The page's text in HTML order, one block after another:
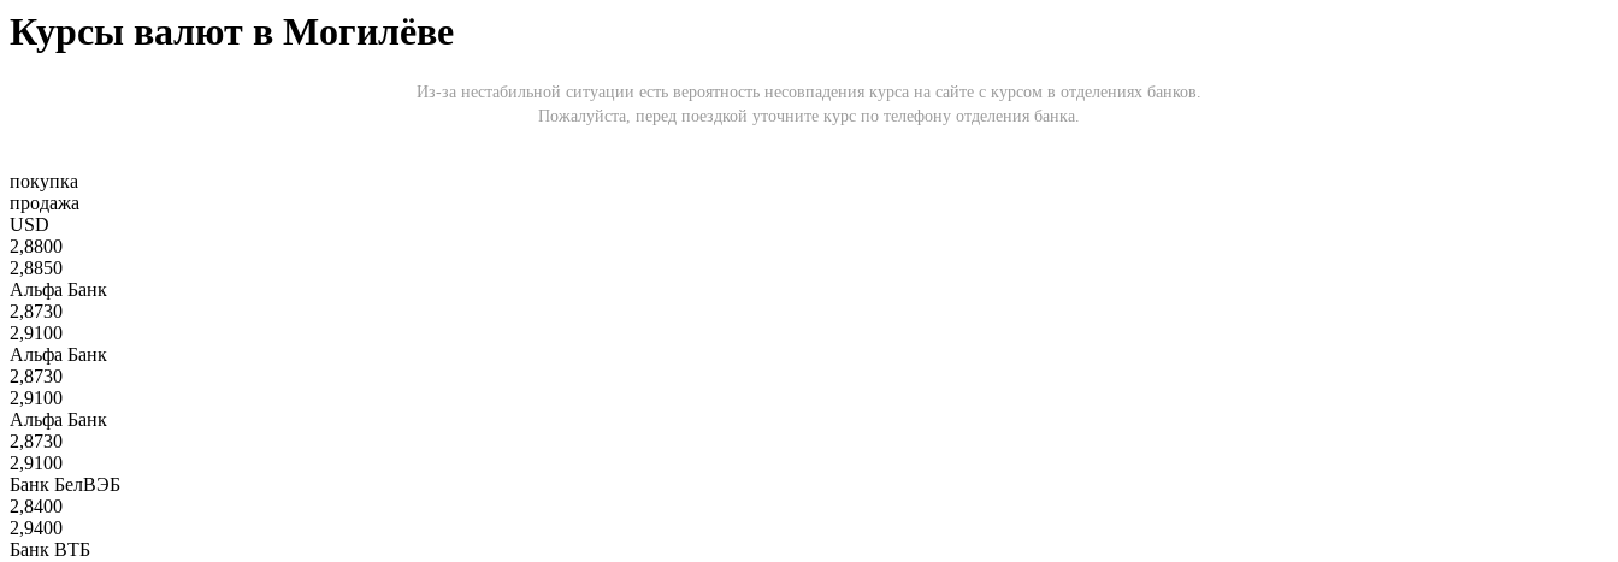
Курсы валют в Могилёве
Из-за нестабильной ситуации есть вероятность несовпадения курса на сайте с курсом в отделениях банков.
Пожалуйста, перед поездкой уточните курс по телефону отделения банка.
покупка
продажа
USD
2,8800
2,8850
Альфа Банк
2,8730
2,9100
Альфа Банк
2,8730
2,9100
Альфа Банк
2,8730
2,9100
Банк БелВЭБ
2,8400
2,9400
Банк ВТБ